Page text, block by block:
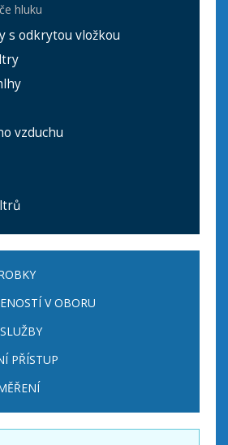
hluku
s odkrytou vložkou
vzduchu
V OBORU
PŘÍSTUP